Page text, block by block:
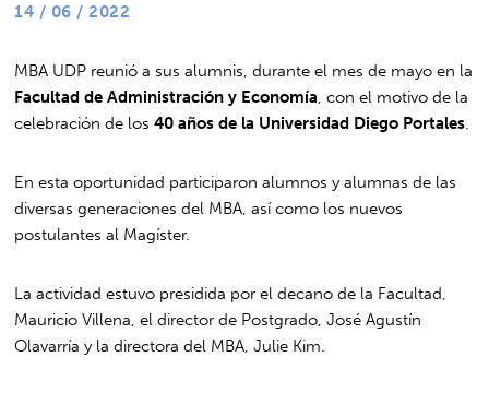
14 / 06 / 2022
MBA UDP reunió a sus alumnis, durante el mes de mayo en la
Facultad de Administración y Economía , con el motivo de la
celebración de los40 años de la Universidad Diego Portales
En esta oportunidad participaron alumnos y alumnas de las
diversas generaciones del MBA, así como los nuevos
postulantes al Magíster.
La actividad estuvo presidida por el decano de la Facultad,
Mauricio Villena, el director de Postgrado, José Agustín
Olavarría y la directora del MBA, Julie Kim.